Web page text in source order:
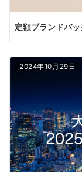
定額ブランドバ
2024年10月29日